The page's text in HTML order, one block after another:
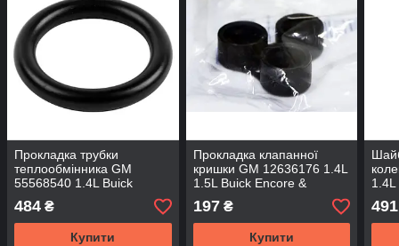
Прокладка трубки
теплообмінника GM
55568540 1.4L Buick
Encore & Chevrolet Cruze
& OPEL Astra-J
484 ₴
Купити
Прокладка клапанної
кришки GM 12636176 1.4L
1.5L Buick Encore &
Chevrolet Cruze Malibu Volt
& GMC Terrain
197₴
Купити
1.4L
491